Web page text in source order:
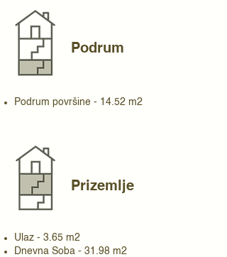
Podrum
Podrum površine - 14.52 m2
Prizemlje
Ulaz - 3.65 m2
Dnevna Soba - 31.98 m2